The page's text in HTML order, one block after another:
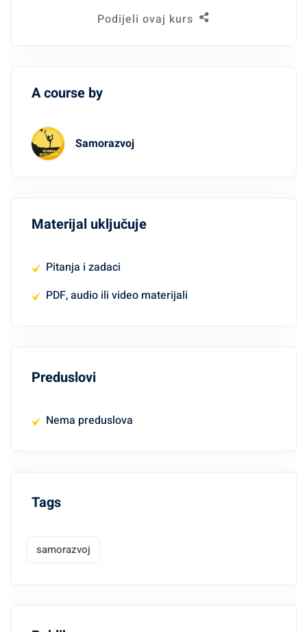
Podijeli ovaj kurs
A course by
Samorazvoj
Materijal uključuje
Pitanja i zadaci
PDF, audio ili video materijali
Preduslovi
Nema preduslova
Tags
samorazvoj